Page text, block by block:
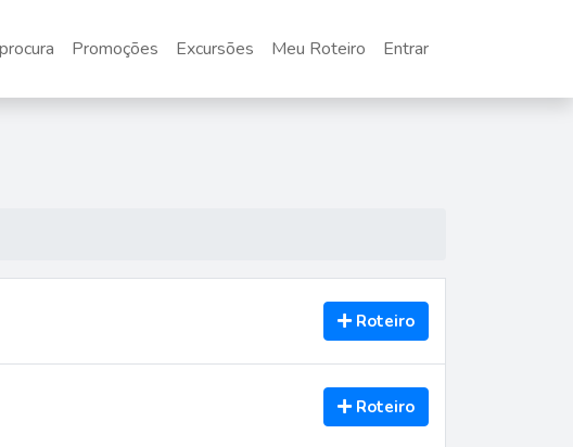
Promoções Excursões Meu Roteiro Entrar
Roteiro
Roteiro